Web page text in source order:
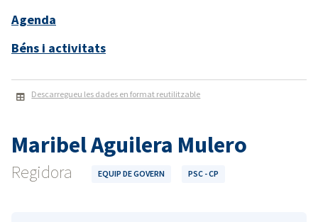
Agenda
Béns i activitats
Descarregueu les dades en format reutilitzable
Maribel Aguilera Mulero
Regidora EQUIP DE GOVERN PSC - CP